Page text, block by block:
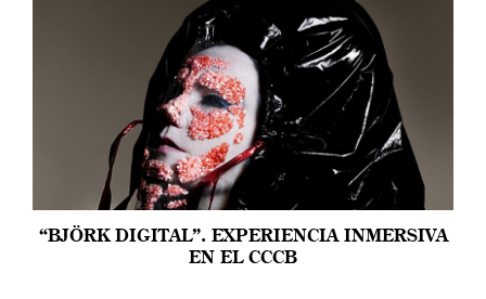
“BJÖRK DIGITAL”. EXPERIENCIA INMERSIVA
EN EL CCCB